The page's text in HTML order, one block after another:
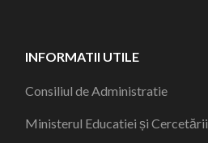
INFORMATII UTILE
Consiliul de Administratie
Ministerul Educatiei și Cercetării